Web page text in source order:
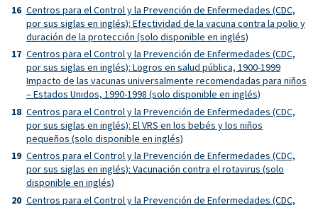
Centros para el Control y la Prevención de Enfermedades (CDC,
por sus siglas en inglés): Efectividad de la vacuna contra la polio y
duración de la protección (solo disponible en inglés)
Centros para el Control y la Prevención de Enfermedades (CDC,
por sus siglas en inglés): Logros en salud pública, 1900-1999
Impacto de las vacunas universalmente recomendadas para niños
– Estados Unidos, 1990-1998 (solo disponible en inglés)
Centros para el Control y la Prevención de Enfermedades (CDC,
por sus siglas en inglés): El VRS en los bebés y los niños
pequeños (solo disponible en inglés)
Centros para el Control y la Prevención de Enfermedades (CDC,
por sus siglas en inglés): Vacunación contra el rotavirus (solo
disponible en inglés)
Centros para el Control y la Prevención de Enfermedades (CDC,